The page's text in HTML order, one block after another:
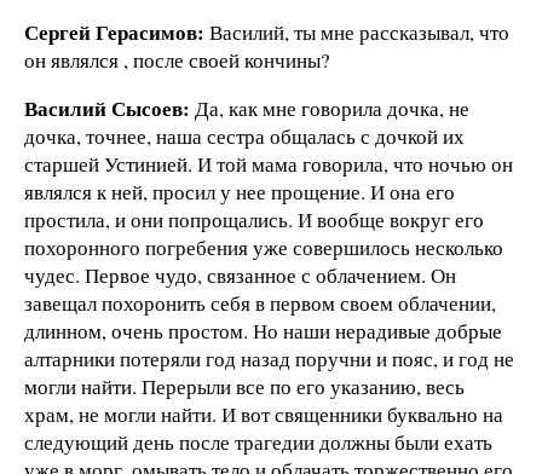
Сергей Герасимов: Василий, ты мне рассказывал, что
он являлся , после своей кончины?
Василий Сысоев: Да, как мне говорила дочка, не
дочка, точнее, наша сестра общалась с дочкой их
старшей Устинией. И той мама говорила, что ночью он
являлся к ней, просил у нее прощение. И она его
простила, и они попрощались. И вообще вокруг его
похоронного погребения уже совершилось несколько
чудес. Первое чудо, связанное с облачением. Он
завещал похоронить себя в первом своем облачении,
длинном, очень простом. Но наши нерадивые добрые
алтарники потеряли год назад поручни и пояс, и год не
могли найти. Перерыли все по его указанию, весь
храм, не могли найти. И вот священники буквально на
следующий день после трагедии должны были ехать